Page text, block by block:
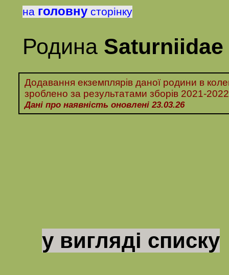
на головну сторінку
Родина Saturniidae
Додавання екземплярів даної родини в
зроблено за результатами зборів 2021-
Дані про наявність оновлені 23.03.26
у вигляді списку